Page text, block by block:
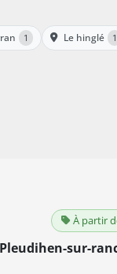
1 Le hinglé 1
À partir
Pleudihen-sur-